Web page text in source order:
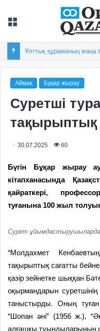
Ұлттық құраманың жаңа
Аймақ Бұқар жырау
Суретші
тақырыптық
30.07.2025 60
Бүгін Бұқар жырау
кітапханасында
қайраткері,
туғанына 100 жыл
Сурет
“Молдахмет
тақырыптық сағатты
қазір зейнетке шыққан
оқырмандарын
таныстырды. Оның
“Шопан әні” (1956 ж.),
алғашқы туындыларының